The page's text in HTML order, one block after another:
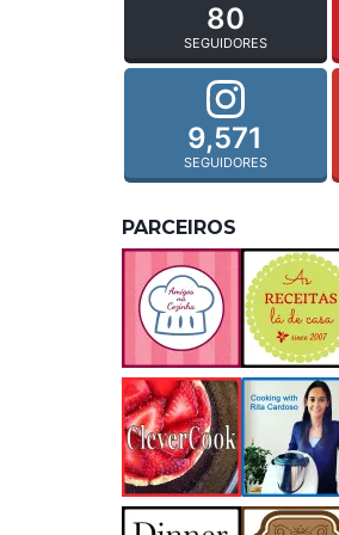
80
SEGUIDORES
9,571
SEGUIDORES
PARCEIROS